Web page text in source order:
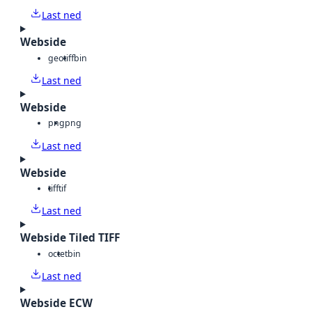
Last ned
Webside
geotiffbin
Last ned
Webside
pngpng
Last ned
Webside
tifftif
Last ned
Webside Tiled TIFF
octetbin
Last ned
Webside ECW